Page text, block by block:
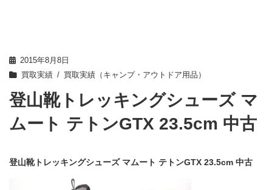
2015年8月8日
買取実績
買取実績（キャンプ・アウトドア用品）
登山靴トレッキングシューズ マ
ムート テトンGTX 23.5cm 中古
登山靴トレッキングシューズ マムート テトンGTX 23.5cm 中古